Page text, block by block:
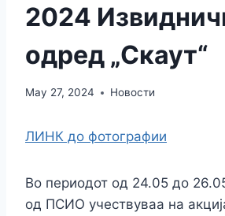
2024
одред „Скаут“
May 27, 2024 Новости
ЛИНК до фотографии
Во периодот од 24.05 до
од ПСИО учествуваа на